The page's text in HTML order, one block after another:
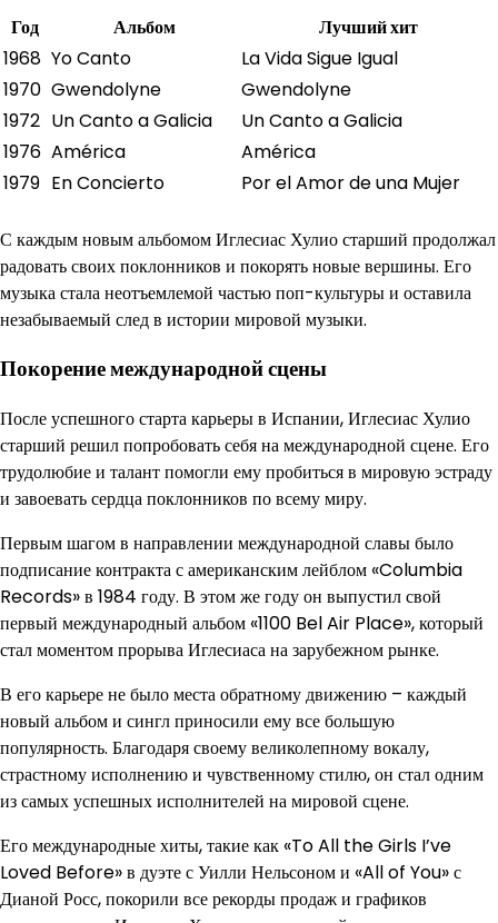
Год
Альбом
Лучший хит
1968 Yo Canto
La Vida Sigue Igual
1970 Gwendolyne
Gwendolyne
1972 Un Canto a Galicia
Un Canto a Galicia
1976 América
América
1979 En Concierto Por el Amor de una Mujer
С каждым новым альбомом Иглесиас Хулио старший продолжал
радовать своих поклонников и покорять новые вершины. Его
музыка стала неотъемлемой частью поп-культуры и оставила
незабываемый след в истории мировой музыки.
Покорение международной сцены
После успешного старта карьеры в Испании, Иглесиас Хулио
старший решил попробовать себя на международной сцене. Его
трудолюбие и талант помогли ему пробиться в мировую эстраду
и завоевать сердца поклонников по всему миру.
Первым шагом в направлении международной славы было
подписание контракта с американским лейблом «Columbia
Records» в 1984 году. В этом же году он выпустил свой
первый международный альбом «1100 Bel Air Place», который
стал моментом прорыва Иглесиаса на зарубежном рынке.
В его карьере не было места обратному движению – каждый
новый альбом и сингл приносили ему все большую
популярность. Благодаря своему великолепному вокалу,
страстному исполнению и чувственному стилю, он стал одним
из самых успешных исполнителей на мировой сцене.
Его международные хиты, такие как «To All the Girls I’ve
Loved Before» в дуэте с Уилли Нельсоном и «All of You» с
Дианой Росс, покорили все рекорды продаж и графиков